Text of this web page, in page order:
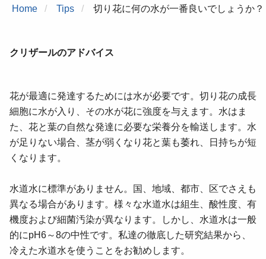
Home Tips 切り花に何の水が一番良いでしょうか？
クリザールのアドバイス
花が最適に発達するためには水が必要です。切り花の成長
細胞に水が入り、その水が花に強度を与えます。水はま
た、花と葉の自然な発達に必要な栄養分を輸送します。水
が足りない場合、茎が弱くなり花と葉も萎れ、日持ちが短
くなります。
水道水に標準がありません。国、地域、都市、区でさえも
異なる場合があります。様々な水道水は組生、酸性度、有
機度および細菌汚染が異なります。しかし、水道水は一般
的にpH6～8の中性です。私達の徹底した研究結果から、
冷えた水道水を使うことをお勧めします。